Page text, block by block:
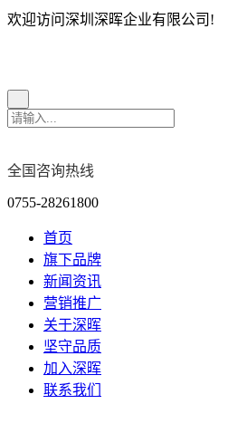
欢迎访问深圳深晖企业有限公司!
全国咨询热线
0755-28261800
首页
旗下品牌
新闻资讯
营销推广
关于深晖
坚守品质
加入深晖
联系我们